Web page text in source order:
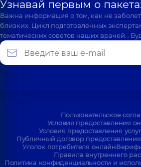
Узнавай первым о
Важна информация о том, как не
близких. Цикл подготовленных
тематических советов наших врачей…
Пользовательское
Условия предоставления
Условия предоставления
Публичный договор
Уголок потребителя онлайн
Правила внутреннего
Политика конфиденциальности и